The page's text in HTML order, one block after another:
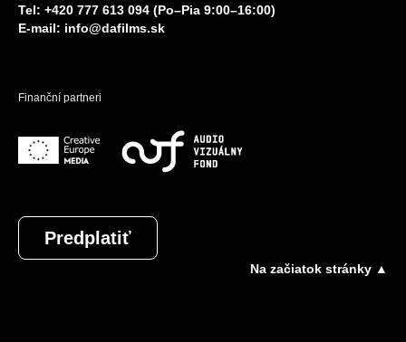
Tel: +420 777 613 094 (Po–Pia 9:00–16:00)
E-mail: info@dafilms.sk
Finanční partneri
Predplatiť
Na začiatok stránky ▲